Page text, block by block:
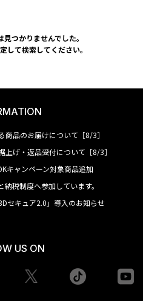
つかりませんでした。
して検索してください。
商品のお届けについて［8/3］
上げ・返品受付について［8/3］
キャンペーン対象商品追加
納税制度へ参加しています。
セキュア2.0」導入のお知らせ
US ON
tiktok